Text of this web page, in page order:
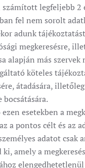
számított legfeljebb
fel nem sorolt
adunk
megkeresésre,
alapján más szervek
köteles
átadására,
bocsátására.
esetekben a
a pontos célt és az
adatot csak
amely a
elengedhetetlenül